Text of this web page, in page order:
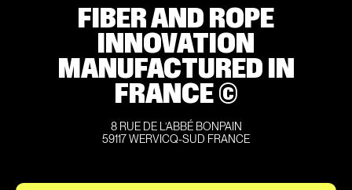
FIBER AND ROPE
INNOVATION
MANUFACTURED IN
FRANCE ©
8 RUE DE L’ABBÉ BONPAIN
59117 WERVICQ-SUD FRANCE